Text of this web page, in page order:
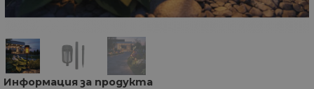
Информация за продукта